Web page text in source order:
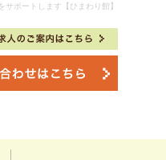
ポートします【ひまわり館】